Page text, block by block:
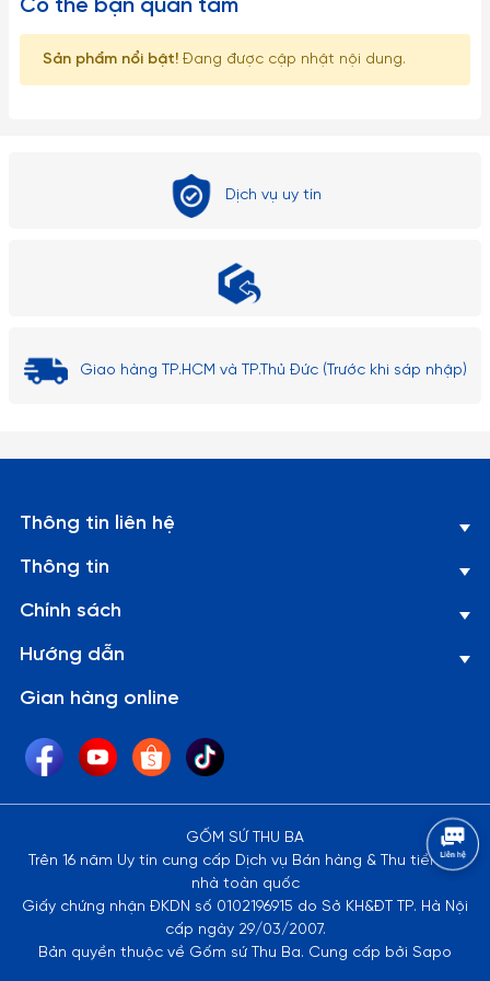
khách vui lòng để ngoài tầm với trẻ em.
2. Về kích thước: Do góc chụp khác nhau nên sẽ gây ra những
Có thể bạn quan tâm
Sản phẩm nổi bật! Đang được cập nhật nội dung.
Dịch vụ uy tín
Giao hàng TP.HCM và TP.Thủ Đức (Trước khi sáp nhập)
Thông tin liên hệ
Thông tin
Chính sách
Hướng dẫn
Gian hàng online
GỐM SỨ THU BA
Trên 16 năm Uy tín cung cấp Dịch vụ Bán hàng & Thu tiền tại
nhà toàn quốc
Giấy chứng nhận ĐKDN số 0102196915 do Sở KH&ĐT TP. Hà Nội
cấp ngày 29/03/2007.
Bản quyền thuộc về Gốm sứ Thu Ba. Cung cấp bởi Sapo